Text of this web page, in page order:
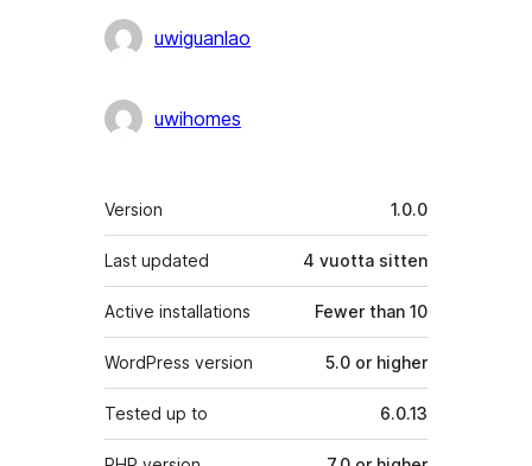
Avustajatuwiguanlao
uwihomes
Metatiedot
Version 1.0.0
Last updated 4 vuotta sitten
Active installations Fewer than 10
WordPress version 5.0 or higher
Tested up to 6.0.13